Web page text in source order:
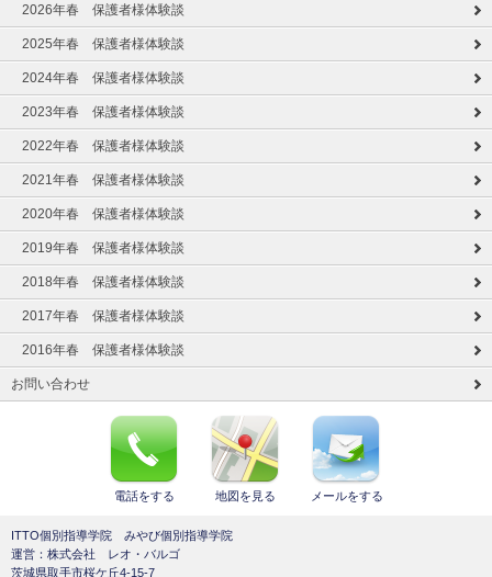
2026年春 保護者様体験談
2025年春 保護者様体験談
2024年春 保護者様体験談
2023年春 保護者様体験談
2022年春 保護者様体験談
2021年春 保護者様体験談
2020年春 保護者様体験談
2019年春 保護者様体験談
2018年春 保護者様体験談
2017年春 保護者様体験談
2016年春 保護者様体験談
お問い合わせ
電話をする 地図を見る メールをする
ITTO個別指導学院 みやび個別指導学院
運営：株式会社 レオ・バルゴ
茨城県取手市桜ケ丘4-15-7